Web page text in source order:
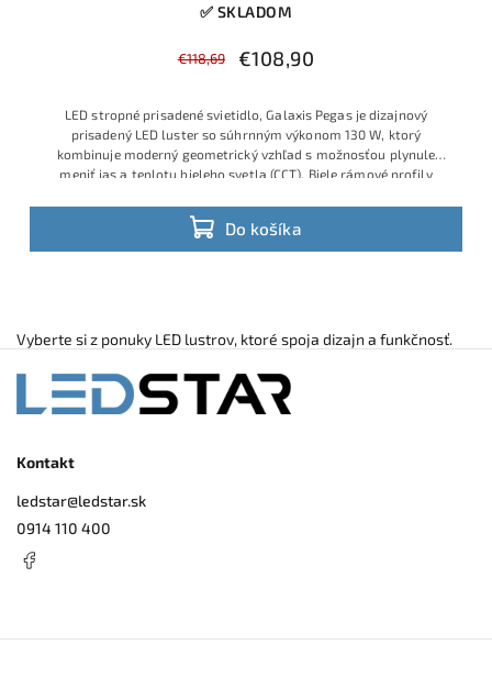
✅ SKLADOM
€118,69 €108,90
Do košíka
LED stropné prisadené svietidlo, Galaxis Pegas je dizajnový
prisadený LED luster so súhrnným výkonom 130 W, ktorý
kombinuje moderný geometrický vzhľad s možnosťou plynule
meniť jas a teplotu bieleho svetla (CCT). Biele rámové profily
priestorom. Vhodný do obývačky, jedálne alebo moderných
kancelárskych priestorov, pričom všetky funkcie sa ovládajú
priloženým diaľkovým ovládačom
Vyberte si z ponuky LED lustrov, ktoré spoja dizajn a funkčnosť.
Kontakt
ledstar@ledstar.sk
0914 110 400